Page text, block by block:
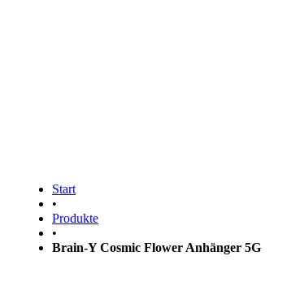
Start
•
Produkte
•
Brain-Y Cosmic Flower Anhänger 5G